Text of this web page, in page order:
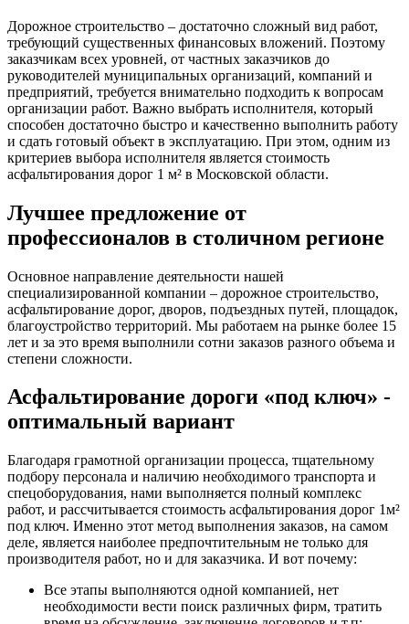
Дорожное строительство – достаточно сложный вид работ,
требующий существенных финансовых вложений. Поэтому
заказчикам всех уровней, от частных заказчиков до
руководителей муниципальных организаций, компаний и
предприятий, требуется внимательно подходить к вопросам
организации работ. Важно выбрать исполнителя, который
способен достаточно быстро и качественно выполнить работу
и сдать готовый объект в эксплуатацию. При этом, одним из
критериев выбора исполнителя является стоимость
асфальтирования дорог 1 м² в Московской области.
Лучшее предложение от
профессионалов в столичном регионе
Основное направление деятельности нашей
специализированной компании – дорожное строительство,
асфальтирование дорог, дворов, подъездных путей, площадок,
благоустройство территорий. Мы работаем на рынке более 15
лет и за это время выполнили сотни заказов разного объема и
степени сложности.
Асфальтирование дороги «под ключ» -
оптимальный вариант
Благодаря грамотной организации процесса, тщательному
подбору персонала и наличию необходимого транспорта и
спецоборудования, нами выполняется полный комплекс
работ, и рассчитывается стоимость асфальтирования дорог 1м²
под ключ. Именно этот метод выполнения заказов, на самом
деле, является наиболее предпочтительным не только для
производителя работ, но и для заказчика. И вот почему:
Все этапы выполняются одной компанией, нет
необходимости вести поиск различных фирм, тратить